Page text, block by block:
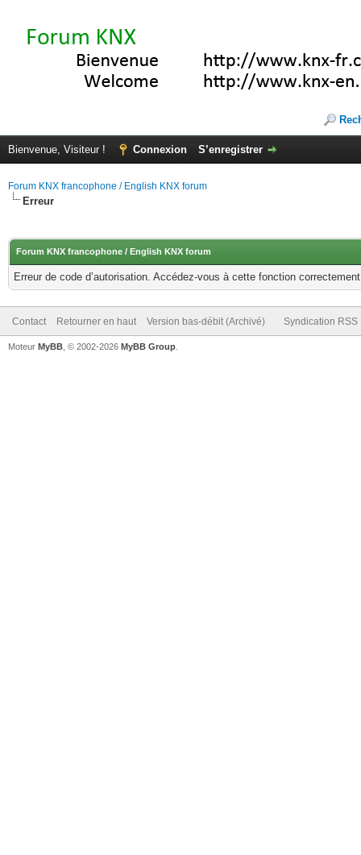
Bienvenue, Visiteur ! Connexion S’enregistrer
Forum KNX francophone / English KNX forum
Erreur
Forum KNX francophone / English KNX forum
Erreur de code d’autorisation. Accédez-vous à cette fonction
Contact Retourner en haut Version bas-débit (Archivé) Syndication RSS
Moteur MyBB , © 2002-2026 MyBB Group